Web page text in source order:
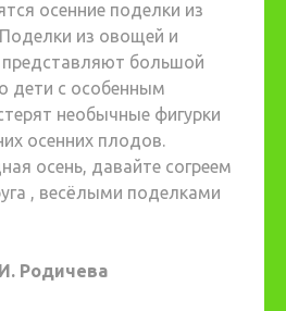
осенние поделки из
из овощей и
большой
дети с особенным
необычные фигурки
осенних плодов.
осень, давайте согреем
, весёлыми поделками
Родичева